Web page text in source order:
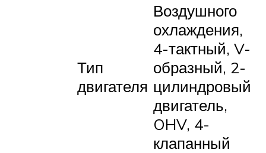
Тип
двигателя
Воздушного
охлаждения,
4-тактный, V-
образный, 2-
цилиндровый
двигатель,
OHV, 4-
клапанный